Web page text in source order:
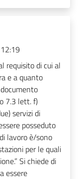
requisito di cui al
e a quanto
7.3 lett. f)
servizi di
posseduto
lavoro è/sono
per le quali
Si chiede di
essere